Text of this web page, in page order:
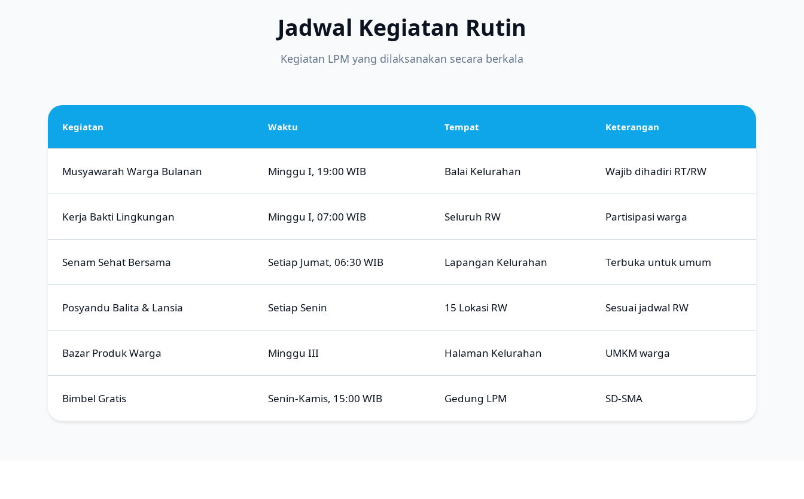
Jadwal Kegiatan Rutin
Kegiatan LPM yang dilaksanakan secara berkala
Kegiatan Waktu Tempat Keterangan
Musyawarah Warga Bulanan Minggu I, 19:00 WIB Balai Kelurahan Wajib dihadiri RT/RW
Kerja Bakti Lingkungan Minggu I, 07:00 WIB Seluruh RW Partisipasi warga
Senam Sehat Bersama Setiap Jumat, 06:30 WIB Lapangan Kelurahan Terbuka untuk umum
Posyandu Balita & Lansia Setiap Senin 15 Lokasi RW Sesuai jadwal RW
Bazar Produk Warga Minggu III Halaman Kelurahan UMKM warga
Bimbel Gratis Senin-Kamis, 15:00 WIB Gedung LPM SD-SMA